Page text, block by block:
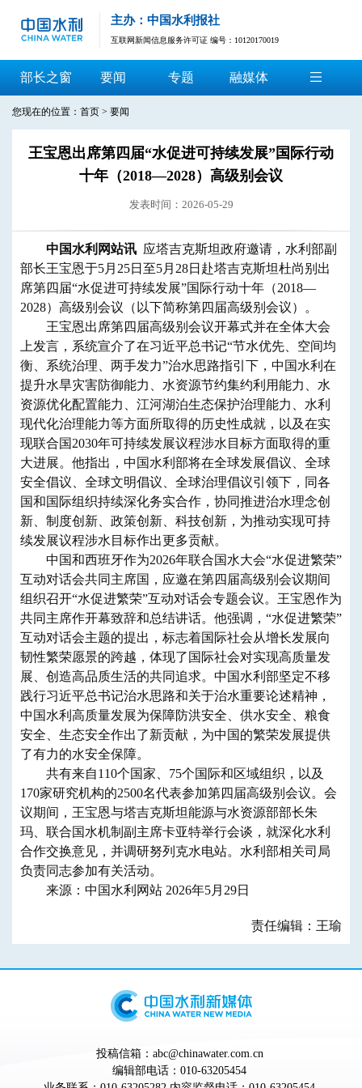
主办：中国水利报社
互联网新闻信息服务许可证 编号：10120170019
部长之窗 要闻 专题 融媒体
您现在的位置： 首页 > 要闻
王宝恩出席第四届“水促进可持续发展”国际行动
十年（2018—2028）高级别会议
发表时间：2026-05-29
中国水利网站讯 应塔吉克斯坦政府邀请，水利部副
部长王宝恩于5月25日至5月28日赴塔吉克斯坦杜尚别出
席第四届“水促进可持续发展”国际行动十年（2018—
2028）高级别会议（以下简称第四届高级别会议）。
王宝恩出席第四届高级别会议开幕式并在全体大会
上发言，系统宣介了在习近平总书记“节水优先、空间均
衡、系统治理、两手发力”治水思路指引下，中国水利在
提升水旱灾害防御能力、水资源节约集约利用能力、水
资源优化配置能力、江河湖泊生态保护治理能力、水利
现代化治理能力等方面所取得的历史性成就，以及在实
现联合国2030年可持续发展议程涉水目标方面取得的重
大进展。他指出，中国水利部将在全球发展倡议、全球
安全倡议、全球文明倡议、全球治理倡议引领下，同各
国和国际组织持续深化务实合作，协同推进治水理念创
新、制度创新、政策创新、科技创新，为推动实现可持
续发展议程涉水目标作出更多贡献。
中国和西班牙作为2026年联合国水大会“水促进繁荣”
互动对话会共同主席国，应邀在第四届高级别会议期间
组织召开“水促进繁荣”互动对话会专题会议。王宝恩作为
共同主席作开幕致辞和总结讲话。他强调，“水促进繁荣”
互动对话会主题的提出，标志着国际社会从增长发展向
韧性繁荣愿景的跨越，体现了国际社会对实现高质量发
展、创造高品质生活的共同追求。中国水利部坚定不移
践行习近平总书记治水思路和关于治水重要论述精神，
中国水利高质量发展为保障防洪安全、供水安全、粮食
安全、生态安全作出了新贡献，为中国的繁荣发展提供
了有力的水安全保障。
共有来自110个国家、75个国际和区域组织，以及
170家研究机构的2500名代表参加第四届高级别会议。会
议期间，王宝恩与塔吉克斯坦能源与水资源部部长朱
玛、联合国水机制副主席卡亚特举行会谈，就深化水利
合作交换意见，并调研努列克水电站。水利部相关司局
负责同志参加有关活动。
来源：中国水利网站 2026年5月29日
责任编辑：王瑜
投稿信箱：abc@chinawater.com.cn
编辑部电话：010-63205454